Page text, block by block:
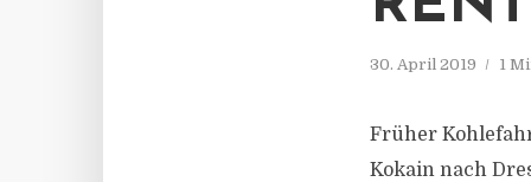
30. April 2019 1
Früher
Kokain nach